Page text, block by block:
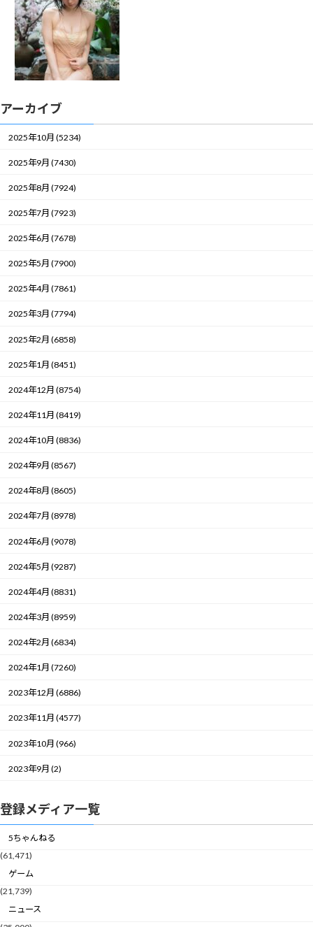
アーカイブ
2025年10月 (5234)
2025年9月 (7430)
2025年8月 (7924)
2025年7月 (7923)
2025年6月 (7678)
2025年5月 (7900)
2025年4月 (7861)
2025年3月 (7794)
2025年2月 (6858)
2025年1月 (8451)
2024年12月 (8754)
2024年11月 (8419)
2024年10月 (8836)
2024年9月 (8567)
2024年8月 (8605)
2024年7月 (8978)
2024年6月 (9078)
2024年5月 (9287)
2024年4月 (8831)
2024年3月 (8959)
2024年2月 (6834)
2024年1月 (7260)
2023年12月 (6886)
2023年11月 (4577)
2023年10月 (966)
2023年9月 (2)
登録メディア一覧
5ちゃんねる
(61,471)
ゲーム
(21,739)
ニュース